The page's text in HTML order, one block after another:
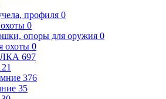
профиля 0
0
опоры для оружия 0
охоты 0
697
376
35